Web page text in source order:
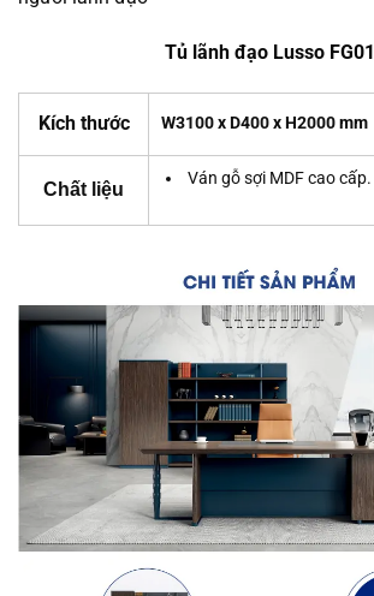
Tủ lãnh đạo Lusso FG01
Kích thước W3100 x D400 x H2000 mm
Chất liệu
Ván gỗ sợi MDF cao cấp.